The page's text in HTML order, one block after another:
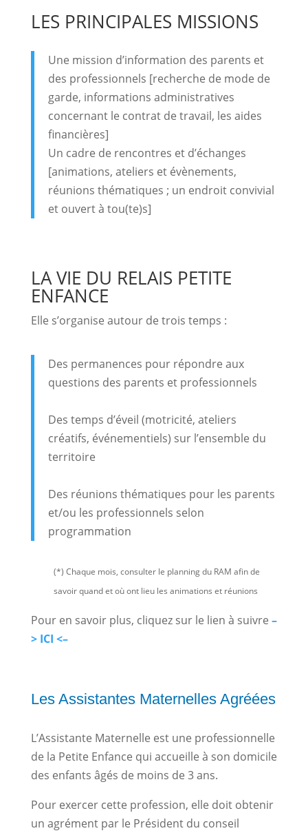
LES PRINCIPALES MISSIONS
Une mission d’information des parents et
des professionnels [recherche de mode de
garde, informations administratives
concernant le contrat de travail, les aides
financières]
Un cadre de rencontres et d’échanges
[animations, ateliers et évènements,
réunions thématiques ; un endroit convivial
et ouvert à tou(te)s]
LA VIE DU RELAIS PETITE
ENFANCE
Elle s’organise autour de trois temps :
Des permanences pour répondre aux
questions des parents et professionnels
Des temps d’éveil (motricité, ateliers
créatifs, événementiels) sur l’ensemble du
territoire
Des réunions thématiques pour les parents
et/ou les professionnels selon
programmation
(*) Chaque mois, consulter le planning du RAM afin de
savoir quand et où ont lieu les animations et réunions
Pour en savoir plus, cliquez sur le lien à suivre –
> ICI <–
Les Assistantes Maternelles Agréées
L’Assistante Maternelle est une professionnelle
de la Petite Enfance qui accueille à son domicile
des enfants âgés de moins de 3 ans.
Pour exercer cette profession, elle doit obtenir
un agrément par le Président du conseil